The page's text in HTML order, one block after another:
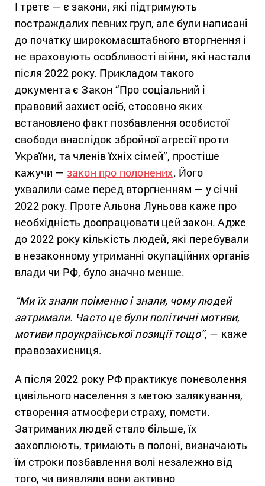
І третє — є закони, які підтримують
постраждалих певних груп, але були написані
до початку широкомасштабного вторгнення і
не враховують особливості війни, які настали
після 2022 року. Прикладом такого
документа є Закон “Про соціальний і
правовий захист осіб, стосовно яких
встановлено факт позбавлення особистої
свободи внаслідок збройної агресії проти
України, та членів їхніх сімей”, простіше
кажучи — закон про полонених. Його
ухвалили саме перед вторгненням — у січні
2022 року. Проте Альона Луньова каже про
необхідність доопрацювати цей закон. Адже
до 2022 року кількість людей, які перебували
в незаконному утриманні окупаційних органів
влади чи РФ, було значно менше.
“Ми їх знали поіменно і знали, чому людей
затримали. Часто це були політичні мотиви,
мотиви проукраїнської позиції тощо”, — каже
правозахисниця.
А після 2022 року РФ практикує поневолення
цивільного населення з метою залякування,
створення атмосфери страху, помсти.
Затриманих людей стало більше, їх
захоплюють, тримають в полоні, визначають
їм строки позбавлення волі незалежно від
того, чи виявляли вони активно